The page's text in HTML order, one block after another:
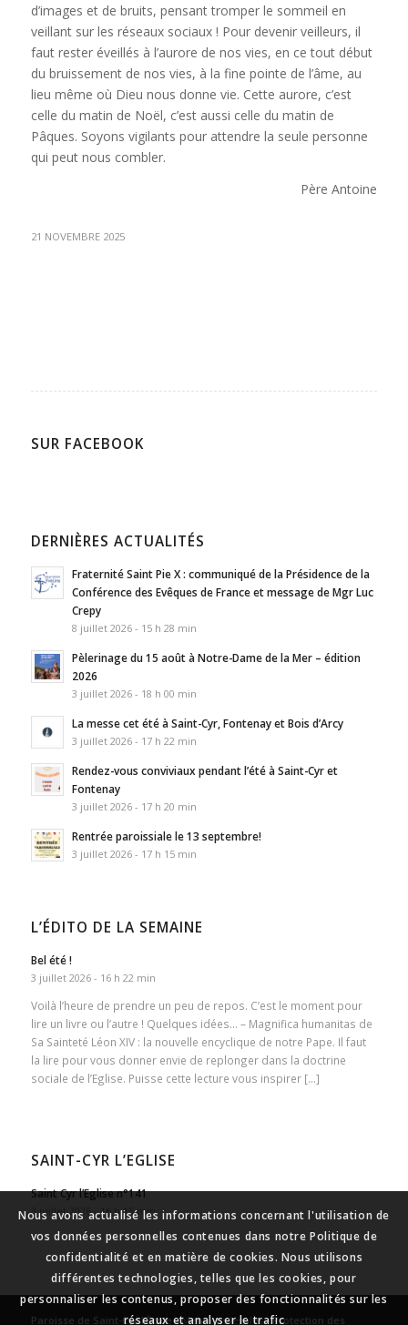
d’images et de bruits, pensant tromper le sommeil en
veillant sur les réseaux sociaux ! Pour devenir veilleurs, il
faut rester éveillés à l’aurore de nos vies, en ce tout début
du bruissement de nos vies, à la fine pointe de l’âme, au
lieu même où Dieu nous donne vie. Cette aurore, c’est
celle du matin de Noël, c’est aussi celle du matin de
Pâques. Soyons vigilants pour attendre la seule personne
qui peut nous combler.
Père Antoine
21 NOVEMBRE 2025
SUR FACEBOOK
DERNIÈRES ACTUALITÉS
Fraternité Saint Pie X : communiqué de la Présidence de la
Conférence des Evêques de France et message de Mgr Luc
Crepy
8 juillet 2026 - 15 h 28 min
Pèlerinage du 15 août à Notre-Dame de la Mer – édition
2026
3 juillet 2026 - 18 h 00 min
La messe cet été à Saint-Cyr, Fontenay et Bois d’Arcy
3 juillet 2026 - 17 h 22 min
Rendez-vous conviviaux pendant l’été à Saint-Cyr et
Fontenay
3 juillet 2026 - 17 h 20 min
Rentrée paroissiale le 13 septembre!
3 juillet 2026 - 17 h 15 min
L’ÉDITO DE LA SEMAINE
Bel été !
3 juillet 2026 - 16 h 22 min
Voilà l’heure de prendre un peu de repos. C’est le moment pour
lire un livre ou l’autre ! Quelques idées… – Magnifica humanitas de
Sa Sainteté Léon XIV : la nouvelle encyclique de notre Pape. Il faut
la lire pour vous donner envie de replonger dans la doctrine
sociale de l’Eglise. Puisse cette lecture vous inspirer […]
SAINT-CYR L’EGLISE
Saint Cyr l’Eglise n°141
3 juillet 2026 - 16 h 15 min
Paroisse de Saint-Cyr l’École-Mentions légales-Protection des
Nous avons actualisé les informations concernant l'utilisation de
vos données personnelles contenues dans notre Politique de
confidentialité et en matière de cookies. Nous utilisons
différentes technologies, telles que les cookies, pour
personnaliser les contenus, proposer des fonctionnalités sur les
réseaux et analyser le trafic